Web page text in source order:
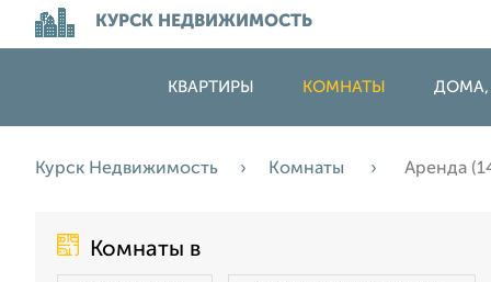
КУРСК НЕДВИЖИМОСТЬ
КВАРТИРЫ КОМНАТЫ ДОМА,
Курск Недвижимость Комнаты Аренда
Комнаты в